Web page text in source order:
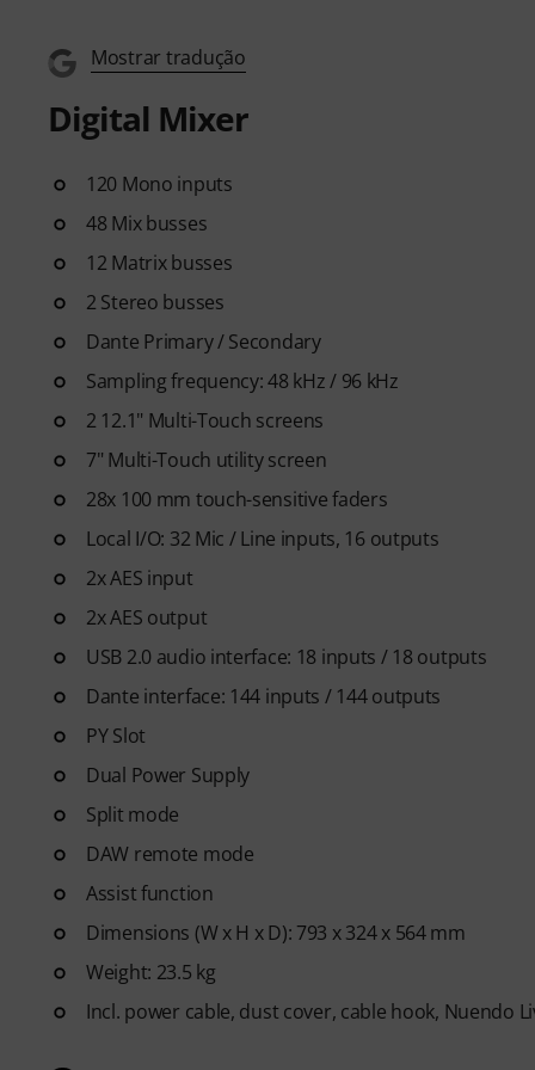
Mostrar tradução
Digital Mixer
120 Mono inputs
48 Mix busses
12 Matrix busses
2 Stereo busses
Dante Primary / Secondary
Sampling frequency: 48 kHz / 96 kHz
2 12.1" Multi-Touch screens
7" Multi-Touch utility screen
28x 100 mm touch-sensitive faders
Local I/O: 32 Mic / Line inputs, 16 outputs
2x AES input
2x AES output
USB 2.0 audio interface: 18 inputs / 18 outputs
Dante interface: 144 inputs / 144 outputs
PY Slot
Dual Power Supply
Split mode
DAW remote mode
Assist function
Dimensions (W x H x D): 793 x 324 x 564 mm
Weight: 23.5 kg
Incl. power cable, dust cover, cable hook, Nuendo